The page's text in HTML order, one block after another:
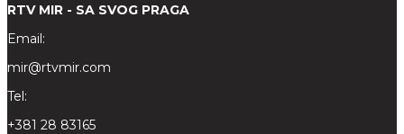
RTV MIR - SA SVOG PRAGA
Email:
mir@rtvmir.com
Tel:
+381 28 83165